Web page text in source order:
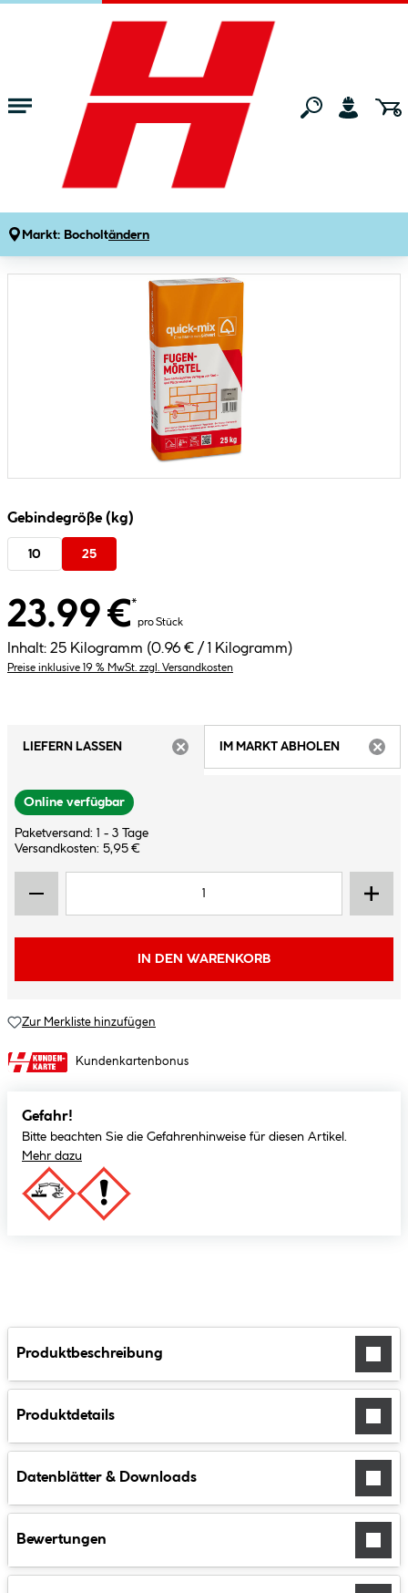
Zum Hauptinhalt springen
Markt: Bocholtändern
Bauen & Renovieren Bauchemie
Fugenmörtel grau 25 kg
Artikelnummer: 490988
Bildergalerie überspringen
Gebindegröße (kg)
10 25
23.99 €*
pro Stück
Inhalt: 25 Kilogramm (0.96 € / 1 Kilogramm)
Preise inklusive 19 % MwSt. zzgl. Versandkosten
LIEFERN LASSEN
IM MARKT ABHOLEN
Online verfügbar
Paketversand: 1 - 3 Tage
Versandkosten: 5,95 €
IN DEN WARENKORB
Zur Merkliste hinzufügen
Kundenkartenbonus
Gefahr!
Bitte beachten Sie die Gefahrenhinweise für diesen Artikel.
Mehr dazu
Produktbeschreibung
Produktdetails
Datenblätter & Downloads
Bewertungen